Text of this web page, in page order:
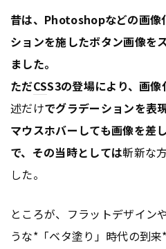
昔は、Photoshopなどの画像
ションを施したボタン画像を
ました。
ただCSS3の登場により、画像
述だけでグラデーションを表
マウスホバーしても画像を差
で、その当時としては斬新な
した。
ところが、フラットデザイン
うな*「ベタ塗り」時代の到